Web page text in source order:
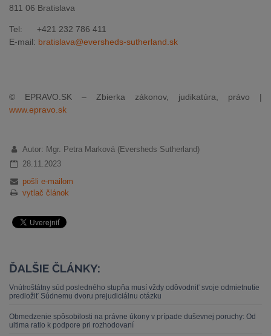
811 06 Bratislava
Tel: +421 232 786 411
E-mail: bratislava@eversheds-sutherland.sk
© EPRAVO.SK – Zbierka zákonov, judikatúra, právo |
www.epravo.sk
Autor: Mgr. Petra Marková (Eversheds Sutherland)
28.11.2023
pošli e-mailom
vytlač článok
ĎALŠIE ČLÁNKY:
Vnútroštátny súd posledného stupňa musí vždy odôvodniť svoje odmietnutie
predložiť Súdnemu dvoru prejudiciálnu otázku
Obmedzenie spôsobilosti na právne úkony v prípade duševnej poruchy: Od
ultima ratio k podpore pri rozhodovaní